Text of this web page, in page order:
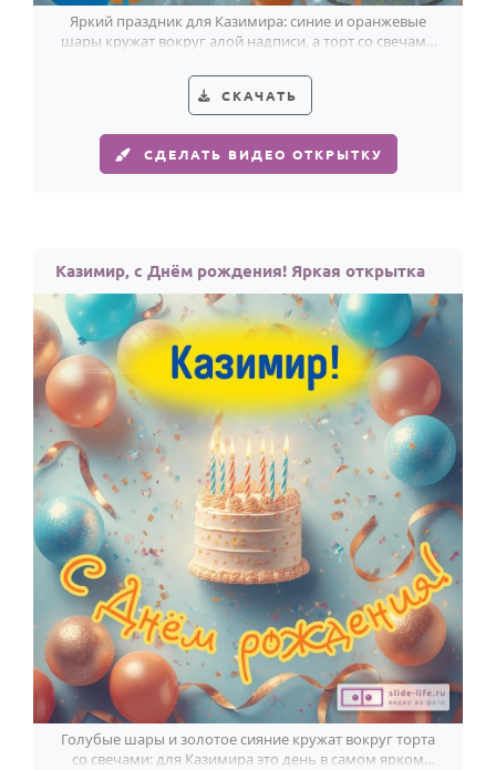
Яркий праздник для Казимира: синие и оранжевые
шары кружат вокруг алой надписи, а торт со свечами
СКАЧАТЬ
СДЕЛАТЬ ВИДЕО ОТКРЫТКУ
Казимир, с Днём рождения! Яркая открытка
Голубые шары и золотое сияние кружат вокруг торта
со свечами: для Казимира это день в самом ярком